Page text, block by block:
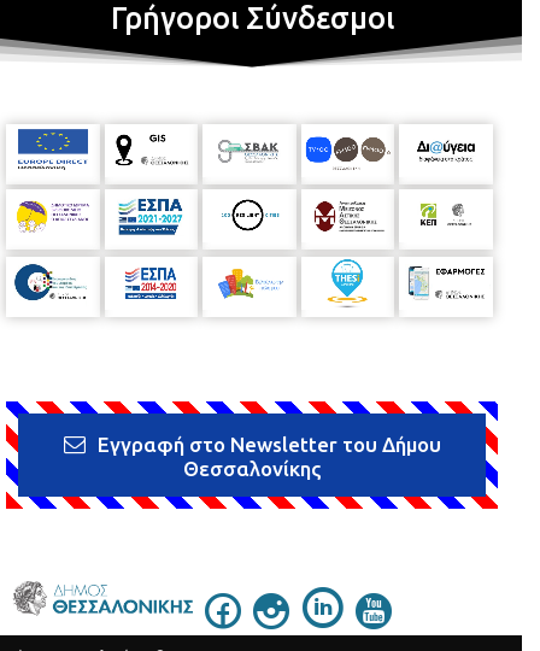
Γρήγοροι Σύνδεσμοι
Εγγραφή στο Newsletter του Δήμου
Θεσσαλονίκης